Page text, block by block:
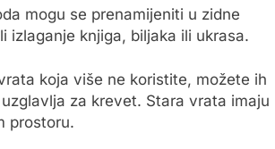
mogu se prenamijeniti u zidne
izlaganje knjiga, biljaka ili ukrasa.
koja više ne koristite, možete ih
za krevet. Stara vrata imaju
prostoru.